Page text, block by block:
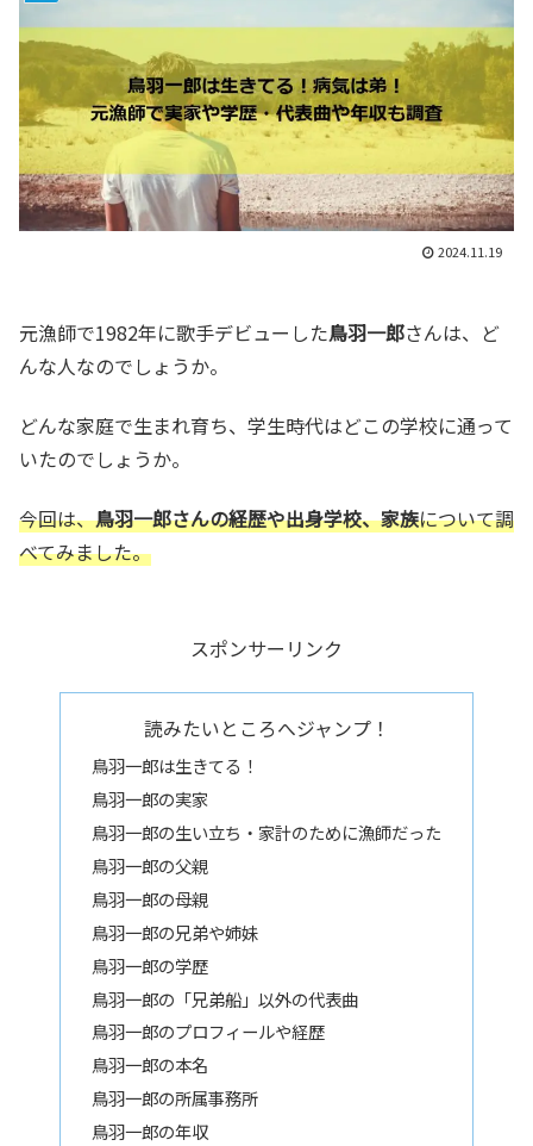
2024.11.19
元漁師で1982年に歌手デビューした鳥羽一郎さんは、ど
んな人なのでしょうか。
どんな家庭で生まれ育ち、学生時代はどこの学校に通って
いたのでしょうか。
今回は、鳥羽一郎さんの経歴や出身学校、家族について調
べてみました。
スポンサーリンク
読みたいところへジャンプ！
鳥羽一郎は生きてる！
鳥羽一郎の実家
鳥羽一郎の生い立ち・家計のために漁師だった
鳥羽一郎の父親
鳥羽一郎の母親
鳥羽一郎の兄弟や姉妹
鳥羽一郎の学歴
鳥羽一郎の「兄弟船」以外の代表曲
鳥羽一郎のプロフィールや経歴
鳥羽一郎の本名
鳥羽一郎の所属事務所
鳥羽一郎の年収